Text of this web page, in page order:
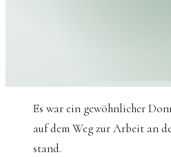
Es war ein gewöhnlicher
auf dem Weg zur Arbeit an
stand.